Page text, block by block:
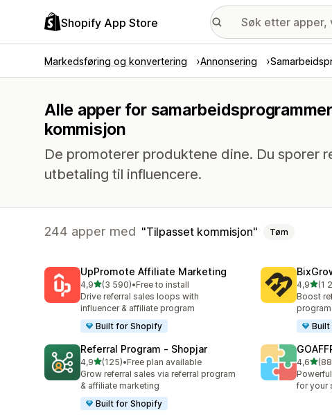
Shopify App Store
Markedsføring og konvertering Annonsering
Alle apper for
kommisjon
De promoterer produktene dine. Du sporer
utbetaling til influencere.
244 apper med Tilpasset kommisjon Tøm
UpPromote Affiliate Marketing
4,9av 5 stjerner
(3 590)
Totalt 3590 omtaler
•Free to install
Drive referral sales loops with
influencer & affiliate program
Built for Shopify
4,9av 5
(1
Totalt
Boost
Referral Program ‑ Shopjar
4,9av 5 stjerner
(125)
Totalt 125 omtaler
•Free plan available
Grow referral sales via referral program
& affiliate marketing
Built for Shopify
4,6av 5
Totalt
for your